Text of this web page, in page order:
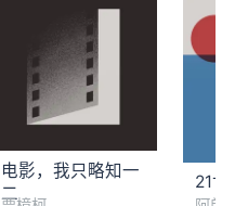
电影，我只略知一
二
21世